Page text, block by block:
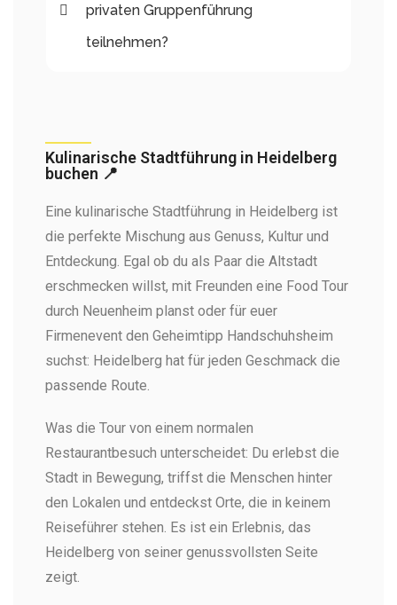
privaten Gruppenführung
teilnehmen?
Kulinarische Stadtführung in Heidelberg
buchen 📍
Eine kulinarische Stadtführung in Heidelberg ist
die perfekte Mischung aus Genuss, Kultur und
Entdeckung. Egal ob du als Paar die Altstadt
erschmecken willst, mit Freunden eine Food Tour
durch Neuenheim planst oder für euer
Firmenevent den Geheimtipp Handschuhsheim
suchst: Heidelberg hat für jeden Geschmack die
passende Route.
Was die Tour von einem normalen
Restaurantbesuch unterscheidet: Du erlebst die
Stadt in Bewegung, triffst die Menschen hinter
den Lokalen und entdeckst Orte, die in keinem
Reiseführer stehen. Es ist ein Erlebnis, das
Heidelberg von seiner genussvollsten Seite
zeigt.